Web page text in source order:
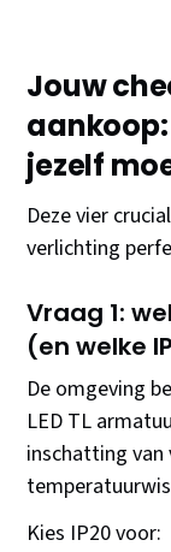
Jouw
jezelf
Deze vier
verlichting
Vraag 1:
(en welke
De omgeving
LED TL
inschatting
Kies IP20 voor: